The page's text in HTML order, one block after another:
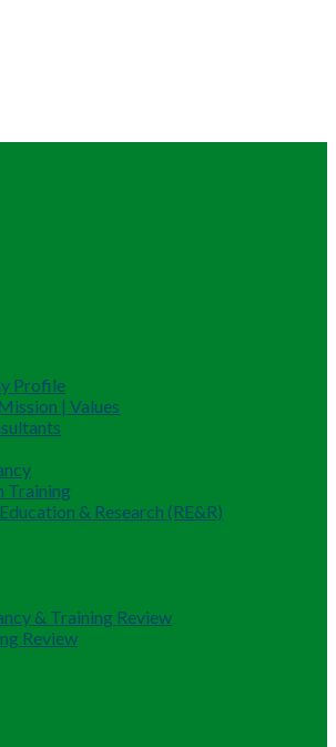
Profile
| Values
Training
& Research (RE&R)
& Training Review
Review